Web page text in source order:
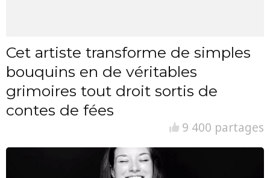
Cet artiste transforme de simples
bouquins en de véritables
grimoires tout droit sortis de
contes de fées
9 400 partages